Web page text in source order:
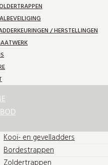
/ HERSTELLINGEN
Kooi- en gevelladders
Bordestrappen